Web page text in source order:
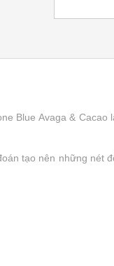
Blue Avaga & Cacao
tạo nên những nét